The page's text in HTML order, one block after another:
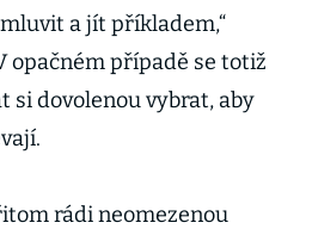
a jít příkladem,“
opačném případě se totiž
si dovolenou vybrat, aby
rádi neomezenou